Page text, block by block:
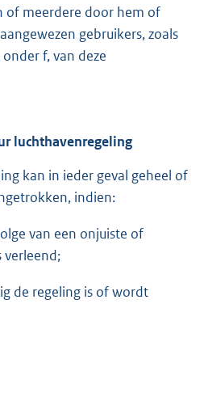
of meerdere door hem of
gebruikers, zoals
f, van deze
luchthavenregeling
kan in ieder geval geheel of
indien:
van een onjuiste of
verleend;
de regeling is of wordt